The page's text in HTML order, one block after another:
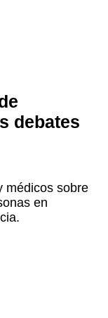
debates
médicos sobre
en